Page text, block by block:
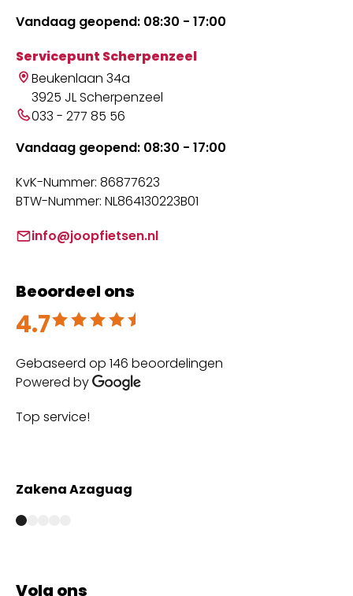
Vandaag geopend: 08:30 - 17:00
Servicepunt Scherpenzeel
Beukenlaan 34a
3925 JL Scherpenzeel
033 - 277 85 56
Vandaag geopend: 08:30 - 17:00
KvK-Nummer: 86877623
BTW-Nummer: NL864130223B01
info@joopfietsen.nl
Beoordeel ons
4.7
Beoordeeld met 4.7 uit 5
Gebaseerd op 146 beoordelingen
Powered by
Top service!
Zakena Azaguag
Volg ons